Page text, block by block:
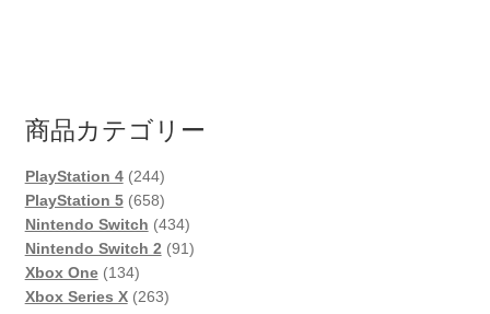
商品カテゴリー
PlayStation 4 244244
個
の
商
PlayStation 5 658658
個
の
品
Nintendo Switch 434434
個
Nintendo Switch 2 9191
Xbox One 134134
個
Xbox Series X 263263